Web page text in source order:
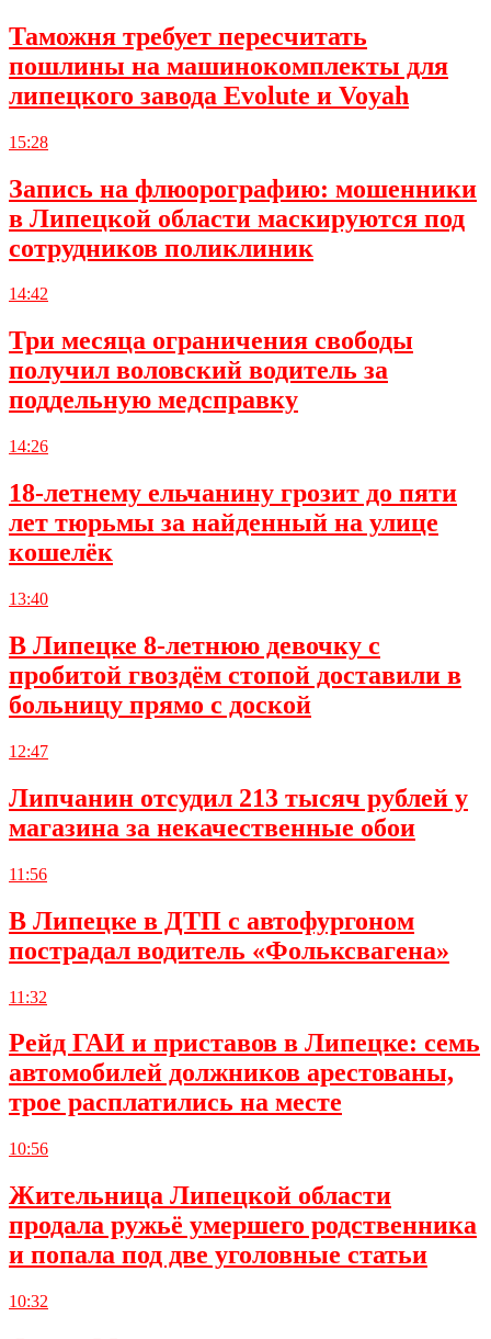
Таможня требует пересчитать
пошлины на машинокомплекты для
липецкого завода Evolute и Voyah
15:28
Запись на флюорографию: мошенники
в Липецкой области маскируются под
сотрудников поликлиник
14:42
Три месяца ограничения свободы
получил воловский водитель за
поддельную медсправку
14:26
18-летнему ельчанину грозит до пяти
лет тюрьмы за найденный на улице
кошелёк
13:40
В Липецке 8-летнюю девочку с
пробитой гвоздём стопой доставили в
больницу прямо с доской
12:47
Липчанин отсудил 213 тысяч рублей у
магазина за некачественные обои
11:56
В Липецке в ДТП с автофургоном
пострадал водитель «Фольксвагена»
11:32
Рейд ГАИ и приставов в Липецке: семь
автомобилей должников арестованы,
трое расплатились на месте
10:56
Жительница Липецкой области
продала ружьё умершего родственника
и попала под две уголовные статьи
10:32